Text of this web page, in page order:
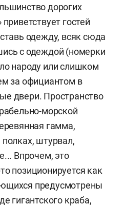
дорогих
гостей
одежду, всяк сюда
с одеждой (номерки
народу или слишком
за официантом в
двери. Пространство
морской
гамма,
штурвал,
Впрочем, это
позиционируется как
предусмотрены
гигантского краба,